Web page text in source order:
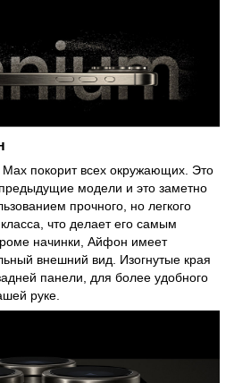
покорит всех окружающих. Это
модели и это заметно
прочного, но легкого
что делает его самым
начинки, Айфон имеет
внешний вид. Изогнутые края
панели, для более удобного
руке.